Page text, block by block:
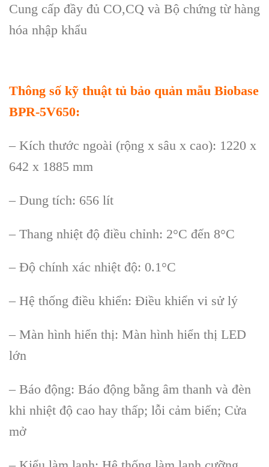
Cung cấp đầy đủ CO,CQ và Bộ chứng từ hàng
hóa nhập khẩu
Thông số kỹ thuật tủ bảo quản mẫu Biobase
BPR-5V650:
– Kích thước ngoài (rộng x sâu x cao): 1220 x
642 x 1885 mm
– Dung tích: 656 lít
– Thang nhiệt độ điều chỉnh: 2°C đến 8°C
– Độ chính xác nhiệt độ: 0.1°C
– Hệ thống điều khiển: Điều khiển vi sử lý
– Màn hình hiển thị: Màn hình hiển thị LED
lớn
– Báo động: Báo động bằng âm thanh và đèn
khi nhiệt độ cao hay thấp; lỗi cảm biến; Cửa
mở